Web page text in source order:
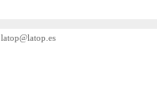
latop@latop.es